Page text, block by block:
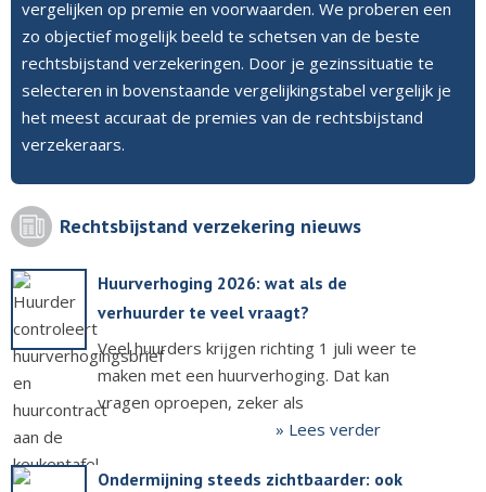
vergelijken op premie en voorwaarden. We proberen een
zo objectief mogelijk beeld te schetsen van de beste
rechtsbijstand verzekeringen. Door je gezinssituatie te
selecteren in bovenstaande vergelijkingstabel vergelijk je
het meest accuraat de premies van de rechtsbijstand
verzekeraars.
Rechtsbijstand verzekering nieuws
Huurverhoging 2026: wat als de
verhuurder te veel vraagt?
Veel huurders krijgen richting 1 juli weer te
maken met een huurverhoging. Dat kan
vragen oproepen, zeker als
» Lees verder
Ondermijning steeds zichtbaarder: ook